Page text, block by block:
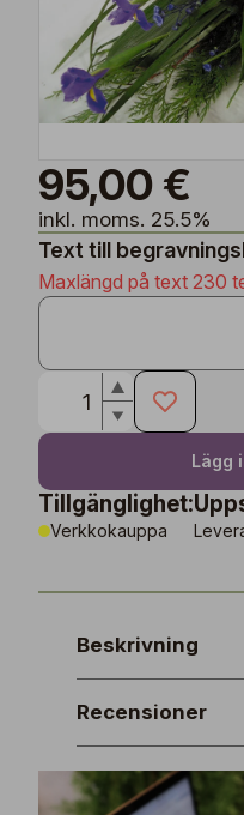
95,00 €
inkl. moms. 25.5%
Text till
Maxlängd på text 230
Lägg
Tillgänglighet:
Verkkokauppa
Beskrivning
Recensioner